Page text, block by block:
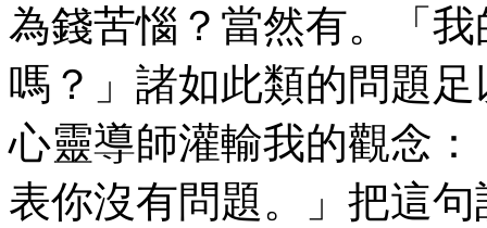
為錢苦惱？當然有。「
嗎？」諸如此類的問題
心靈導師灌輸我的觀念
表你沒有問題。」把這